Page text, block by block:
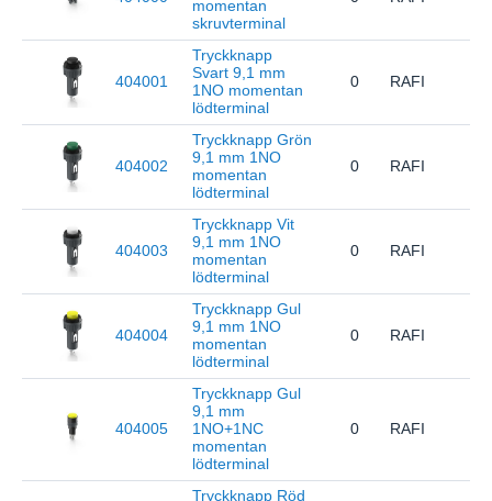
momentan
skruvterminal
404001
Tryckknapp
Svart 9,1 mm
1NO momentan
lödterminal
0 RAFI
404002
Tryckknapp Grön
9,1 mm 1NO
momentan
lödterminal
0 RAFI
404003
Tryckknapp Vit
9,1 mm 1NO
momentan
lödterminal
0 RAFI
404004
Tryckknapp Gul
9,1 mm 1NO
momentan
lödterminal
0 RAFI
404005
Tryckknapp Gul
9,1 mm
1NO+1NC
momentan
lödterminal
0 RAFI
Tryckknapp Röd